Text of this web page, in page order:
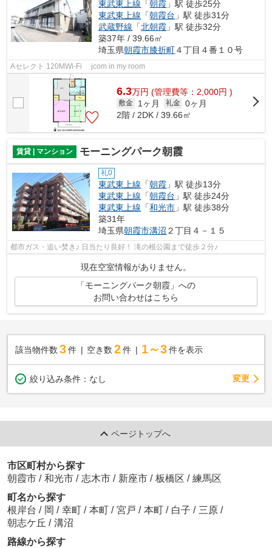
東武東上線 「朝霞 」駅 徒歩25分
東武東上線 「朝霞台 」駅 徒歩31分
武蔵野線 「北朝霞 」駅 徒歩32分
築37年 / 39.66㎡
埼玉県朝霞市膝折町４丁目４番１０号
Aセレクト 120MWi-Fi jcom in my room
6.3万円 (管理費等：2,000円 )
敷金 1ヶ月 礼金 0ヶ月
2階 / 2DK / 39.66㎡
賃貸 | マンション モーニングパーク朝霞
礼0
東武東上線 「朝霞 」駅 徒歩13分
東武東上線 「朝霞台 」駅 徒歩24分
東武東上線 「和光市 」駅 徒歩38分
築31年
埼玉県朝霞市溝沼 ２丁目４－１５
都市ガス・追い焚き♪ 日当たり良好！ 滝の根公園まで徒歩２分♪
現在空室情報がありません。
「モーニングパーク朝霞」への
お問い合わせはこちら
該当物件数 3件 空き数 2 件 1～3 件を表示
絞り込み条件： なし 変更
ページトップへ
市区町村から探す
朝霞市 / 和光市 / 志木市 / 新座市 / 板橋区 / 練馬区
町名から探す
根岸台 / 岡 / 幸町 / 本町 / 宮戸 / 本町 / 白子 / 三原 /
朝志ケ丘 / 溝沼
路線から探す